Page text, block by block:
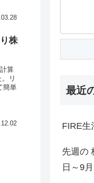
株
算
リ
簡単
最近
FIRE生
先週の
日～9